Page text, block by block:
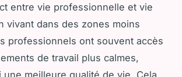
entre vie professionnelle et vie
vivant dans des zones moins
professionnels ont souvent accès
de travail plus calmes,
une meilleure qualité de vie. Cela